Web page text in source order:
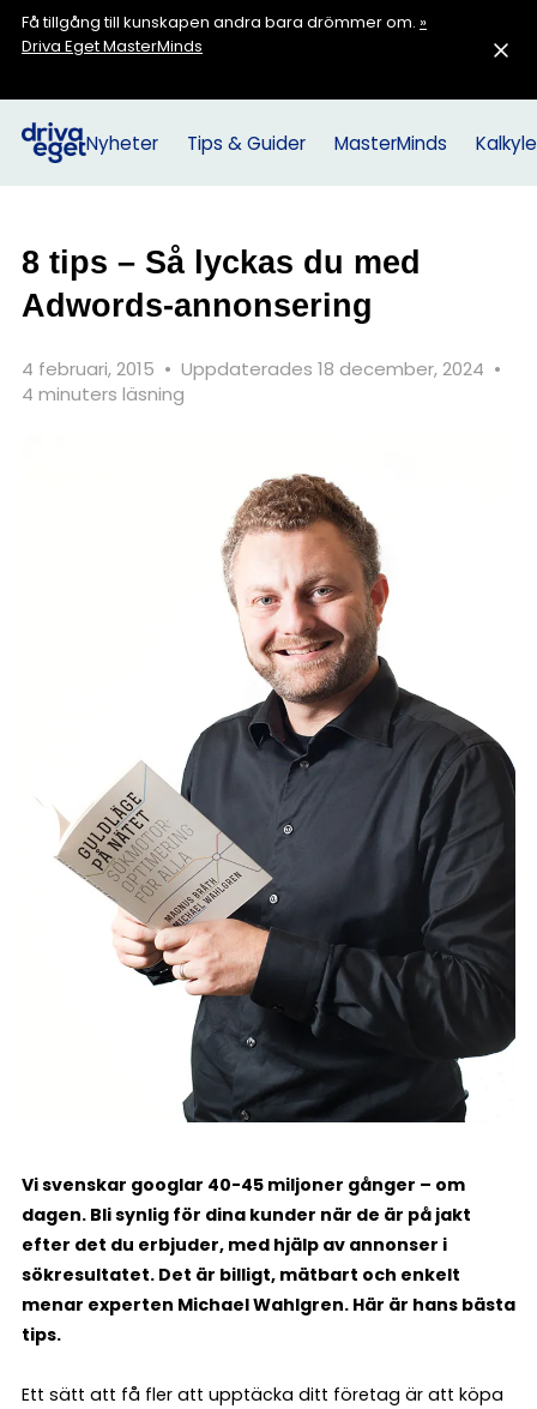
Få tillgång till kunskapen andra bara drömmer om. »
Driva Eget MasterMinds
Nyheter Tips & Guider MasterMinds
8 tips – Så lyckas du med
Adwords-annonsering
4 februari, 2015 • Uppdaterades 18 december, 2024 •
4 minuters läsning
Vi svenskar googlar 40-45 miljoner gånger – om
dagen. Bli synlig för dina kunder när de är på jakt
efter det du erbjuder, med hjälp av annonser i
sökresultatet. Det är billigt, mätbart och enkelt
menar experten Michael Wahlgren. Här är hans bästa
tips.
Ett sätt att få fler att upptäcka ditt företag är att köpa